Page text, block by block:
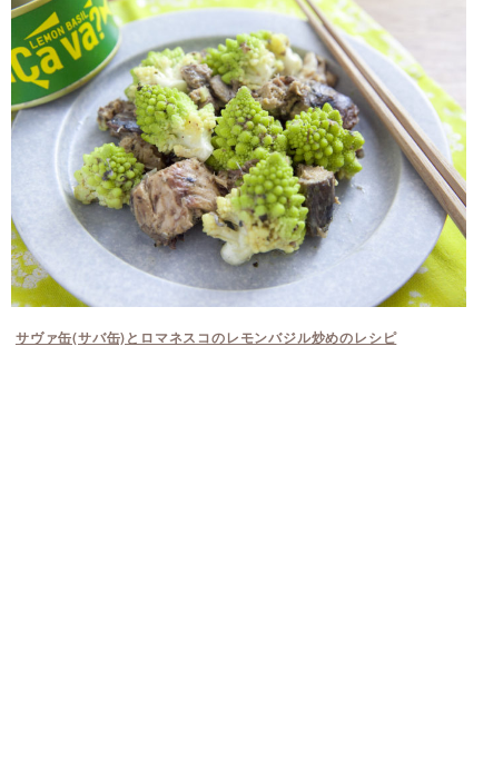
サヴァ缶(サバ缶)とロマネスコのレモンバジル炒めのレシピ